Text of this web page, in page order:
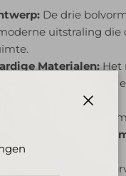
De drie
uitstraling
Materialen:Het
zijn duurzaamheid
Of u nu een
elke woonstijl.
en Vakmanschap:
Sluiten